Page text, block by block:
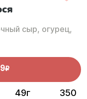
сыр, огурец,
R
49г 350